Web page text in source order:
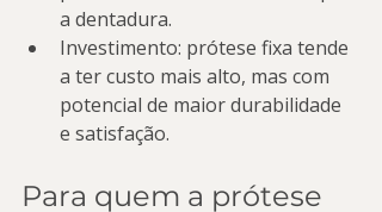
a dentadura.
Investimento: prótese fixa tende
a ter custo mais alto, mas com
potencial de maior durabilidade
e satisfação.
Para quem a prótese